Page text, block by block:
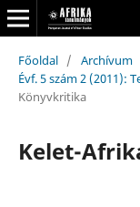
Főoldal / Archívum
Évf. 5 szám 2 (2011):
Könyvkritika
Kelet-